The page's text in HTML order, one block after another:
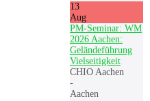
13
Aug
PM-Seminar: WM
2026 Aachen:
Geländeführung
Vielseitigkeit
CHIO Aachen
-
Aachen